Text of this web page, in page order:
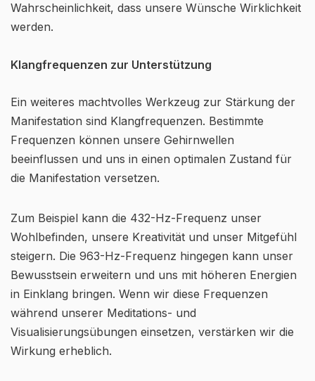
Wahrscheinlichkeit, dass unsere Wünsche Wirklichkeit
werden.
Klangfrequenzen zur Unterstützung
Ein weiteres machtvolles Werkzeug zur Stärkung der
Manifestation sind Klangfrequenzen. Bestimmte
Frequenzen können unsere Gehirnwellen
beeinflussen und uns in einen optimalen Zustand für
die Manifestation versetzen.
Zum Beispiel kann die 432-Hz-Frequenz unser
Wohlbefinden, unsere Kreativität und unser Mitgefühl
steigern. Die 963-Hz-Frequenz hingegen kann unser
Bewusstsein erweitern und uns mit höheren Energien
in Einklang bringen. Wenn wir diese Frequenzen
während unserer Meditations- und
Visualisierungsübungen einsetzen, verstärken wir die
Wirkung erheblich.